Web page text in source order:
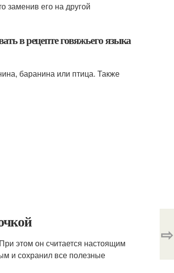
заменив его на другой
в рецепте говяжьего языка
баранина или птица. Также
этом он считается настоящим
и сохранил все полезные
⇨